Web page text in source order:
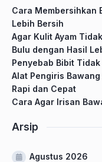
Cara Membersihkan
Lebih Bersih
Agar Kulit Ayam
Bulu dengan Hasil
Penyebab Bibit
Alat Pengiris
Rapi dan Cepat
Cara Agar Irisan
Arsip
Agustus 2026